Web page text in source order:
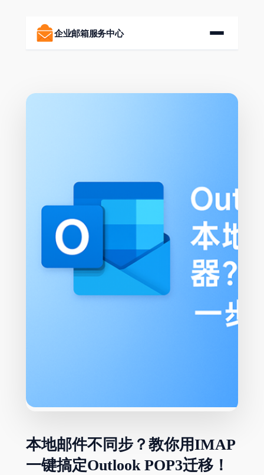
企业邮箱服务中心
本地邮件不同步？教你用IMAP
一键搞定Outlook POP3迁移！